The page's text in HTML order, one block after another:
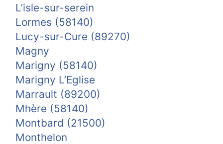
L’isle-sur-serein
Lormes (58140)
Lucy-sur-Cure (89270)
Magny
Marigny (58140)
Marigny L’Eglise
Marrault (89200)
Mhère (58140)
Montbard (21500)
Monthelon